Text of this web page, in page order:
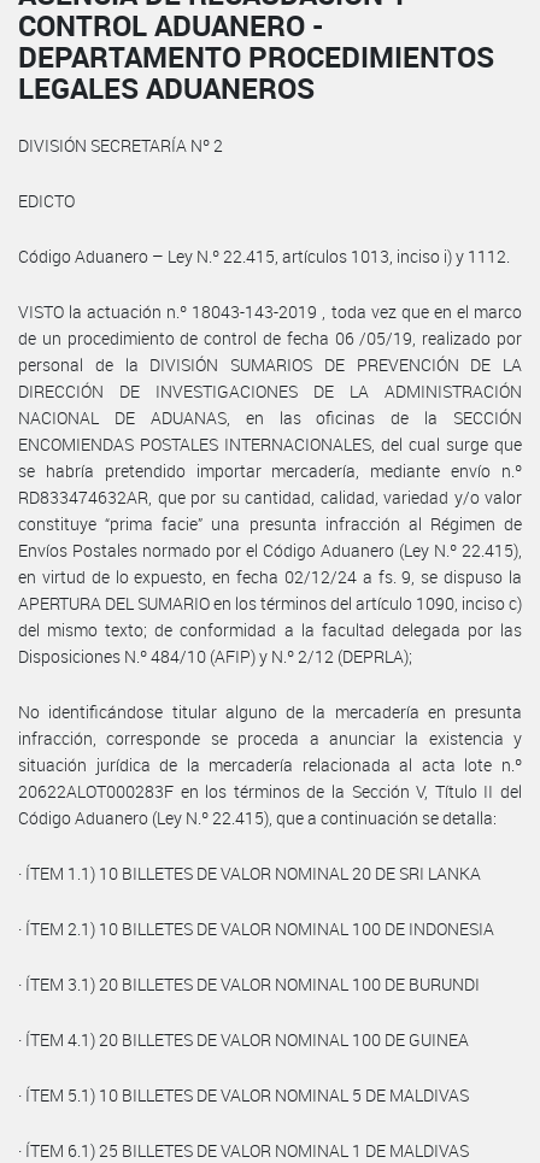
CONTROL ADUANERO -
DEPARTAMENTO PROCEDIMIENTOS
LEGALES ADUANEROS
DIVISIÓN SECRETARÍA Nº 2
EDICTO
Código Aduanero – Ley N.º 22.415, artículos 1013, inciso i) y 1112.
VISTO la actuación n.º 18043-143-2019 , toda vez que en el marco
de un procedimiento de control de fecha 06 /05/19, realizado por
personal de la DIVISIÓN SUMARIOS DE PREVENCIÓN DE LA
DIRECCIÓN DE INVESTIGACIONES DE LA ADMINISTRACIÓN
NACIONAL DE ADUANAS, en las oficinas de la SECCIÓN
ENCOMIENDAS POSTALES INTERNACIONALES, del cual surge que
se habría pretendido importar mercadería, mediante envío n.º
RD833474632AR, que por su cantidad, calidad, variedad y/o valor
constituye “prima facie” una presunta infracción al Régimen de
Envíos Postales normado por el Código Aduanero (Ley N.º 22.415),
en virtud de lo expuesto, en fecha 02/12/24 a fs. 9, se dispuso la
APERTURA DEL SUMARIO en los términos del artículo 1090, inciso c)
del mismo texto; de conformidad a la facultad delegada por las
Disposiciones N.º 484/10 (AFIP) y N.º 2/12 (DEPRLA);
No identificándose titular alguno de la mercadería en presunta
infracción, corresponde se proceda a anunciar la existencia y
situación jurídica de la mercadería relacionada al acta lote n.º
20622ALOT000283F en los términos de la Sección V, Título II del
Código Aduanero (Ley N.º 22.415), que a continuación se detalla:
· ÍTEM 1.1) 10 BILLETES DE VALOR NOMINAL 20 DE SRI LANKA
· ÍTEM 2.1) 10 BILLETES DE VALOR NOMINAL 100 DE INDONESIA
· ÍTEM 3.1) 20 BILLETES DE VALOR NOMINAL 100 DE BURUNDI
· ÍTEM 4.1) 20 BILLETES DE VALOR NOMINAL 100 DE GUINEA
· ÍTEM 5.1) 10 BILLETES DE VALOR NOMINAL 5 DE MALDIVAS
· ÍTEM 6.1) 25 BILLETES DE VALOR NOMINAL 1 DE MALDIVAS